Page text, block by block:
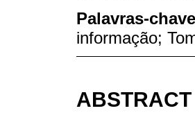
Palavras-
informação;
ABSTRACT